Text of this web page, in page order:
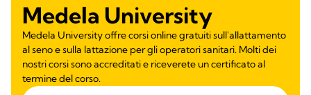
Medela University
Medela University offre corsi online gratuiti sull'allattamento
al seno e sulla lattazione per gli operatori sanitari. Molti dei
nostri corsi sono accreditati e riceverete un certificato al
termine del corso.